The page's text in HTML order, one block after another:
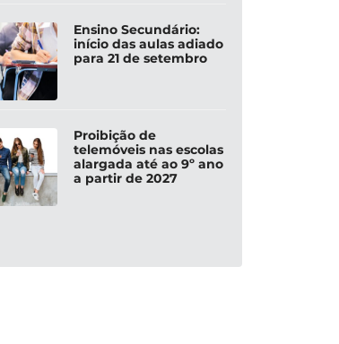
Ensino Secundário:
início das aulas adiado
para 21 de setembro
Proibição de
telemóveis nas escolas
alargada até ao 9º ano
a partir de 2027